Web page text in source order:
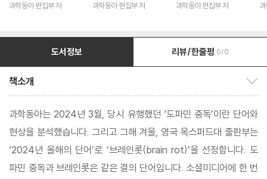
과학동아 편집부 저 과학동아 편집부 저 과학동아 편집부 저
도서정보 리뷰/한줄평 0/0
책소개
과학동아는 2024년 3월, 당시 유행했던 ‘도파민 중독’이란 단어와
현상을 분석했습니다. 그리고 그해 겨울, 영국 옥스퍼드대 출판부는
‘2024년 올해의 단어’로 ‘브레인롯(brain rot)’을 선정합니다. 도
파민 중독과 브레인롯은 같은 결의 단어입니다. 소셜미디어에 한 번